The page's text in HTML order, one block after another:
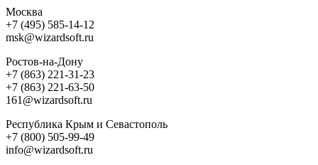
Москва
+7 (495) 585-14-12
msk@wizardsoft.ru
Ростов-на-Дону
+7 (863) 221-31-23
+7 (863) 221-63-50
161@wizardsoft.ru
Республика Крым и Севастополь
+7 (800) 505-99-49
info@wizardsoft.ru